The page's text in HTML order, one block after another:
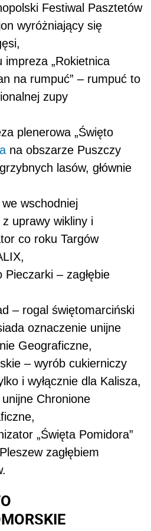
Festiwal Pasztetów
wyróżniający się
„Rokietnica
na rumpuć” – rumpuć to
zupy
plenerowa „Święto
na obszarze Puszczy
lasów, głównie
wschodniej
uprawy wikliny i
co roku Targów
– zagłębie
– rogal świętomarciński
oznaczenie unijne
Geograficzne,
– wyrób cukierniczy
i wyłącznie dla Kalisza,
Chronione
„Święta Pomidora”
zagłębiem